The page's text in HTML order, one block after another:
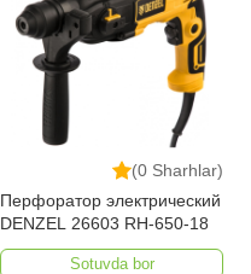
(0 Sharhlar)
Перфоратор электрический
DENZEL 26603 RH-650-18
Sotuvda bor